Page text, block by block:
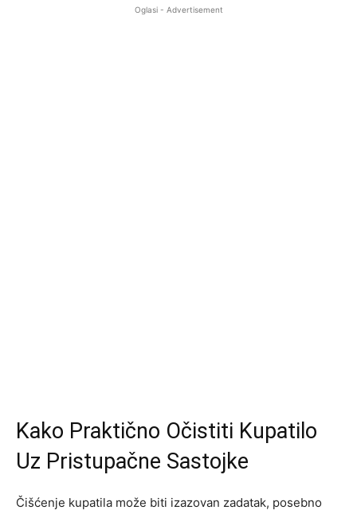
Oglasi - Advertisement
Kako Praktično Očistiti Kupatilo
Uz Pristupačne Sastojke
Čišćenje kupatila može biti izazovan zadatak, posebno